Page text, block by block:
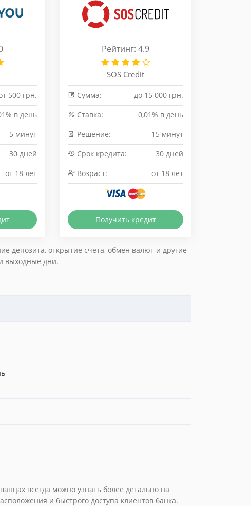
500 грн.
в день
5 минут
30 дней
от 18 лет
Рейтинг: 4.9
SOS Credit
Сумма:
до 15 000 грн.
Cтавка:
0,01% в день
Решение:
15 минут
Срок кредита:
30 дней
Возраст:
от 18 лет
Получить кредит
депозита, открытие счета, обмен валют и другие
выходные дни.
всегда можно узнать более детально на
и быстрого доступа клиентов банка.